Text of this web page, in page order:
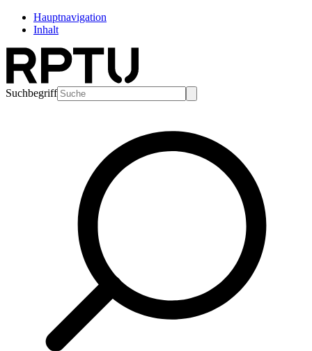
Hauptnavigation
Inhalt
Suchbegriff